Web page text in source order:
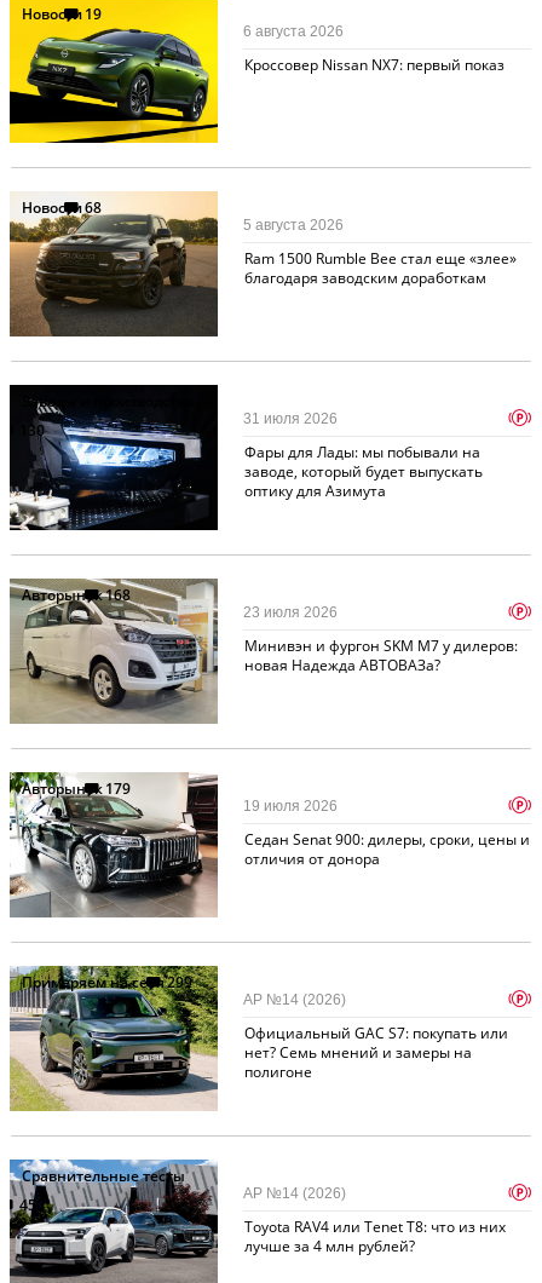
Новости19
Кроссовер Nissan NX7: первый показ
6 августа 2026
Новости68
Ram 1500 Rumble Bee стал еще «злее»
благодаря заводским доработкам
5 августа 2026
Заводы и производства
130
Фары для Лады: мы побывали на
заводе, который будет выпускать
оптику для Азимута
31 июля 2026 p
Авторынок168
Минивэн и фургон SKM M7 у дилеров:
новая Надежда АВТОВАЗа?
23 июля 2026 p
Авторынок179
Седан Senat 900: дилеры, сроки, цены и
отличия от донора
19 июля 2026 p
Примеряем на себя299
Официальный GAC S7: покупать или
нет? Семь мнений и замеры на
полигоне
АР №14 (2026) p
Сравнительные тесты
450
Toyota RAV4 или Tenet T8: что из них
лучше за 4 млн рублей?
АР №14 (2026) p